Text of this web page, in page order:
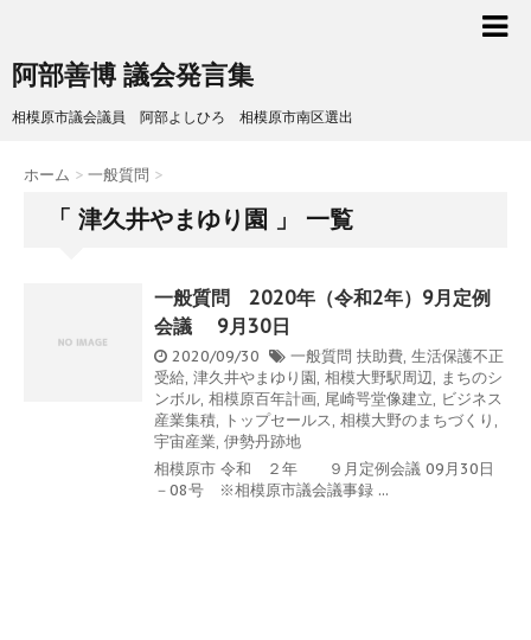
阿部善博 議会発言集
相模原市議会議員 阿部よしひろ 相模原市南区選出
ホーム > 一般質問 >
「 津久井やまゆり園 」 一覧
一般質問 2020年（令和2年）9月定例
会議 9月30日
2020/09/30 一般質問 扶助費, 生活保護不正
受給, 津久井やまゆり園, 相模大野駅周辺, まちのシ
ンボル, 相模原百年計画, 尾崎咢堂像建立, ビジネス
産業集積, トップセールス, 相模大野のまちづくり ,
宇宙産業, 伊勢丹跡地
相模原市 令和 ２年 ９月定例会議 09月30日
－08号 ※相模原市議会議事録 ...